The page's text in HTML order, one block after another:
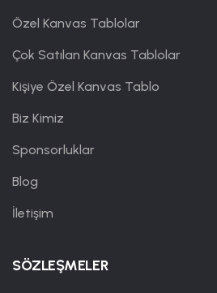
Özel Kanvas Tablolar
Çok Satılan Kanvas Tablolar
Kişiye Özel Kanvas Tablo
Biz Kimiz
Sponsorluklar
Blog
İletişim
SÖZLEŞMELER